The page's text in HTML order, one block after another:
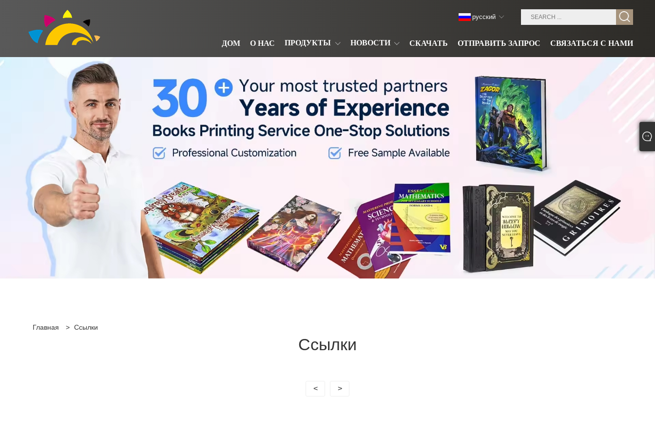
ДОМ О НАС ПРОДУКТЫ НОВОСТИ СКАЧАТЬ ОТПРАВИТЬ ЗАПРОС СВЯЗАТЬСЯ С НАМИ
русский
Главная > Ссылки
Ссылки
< >